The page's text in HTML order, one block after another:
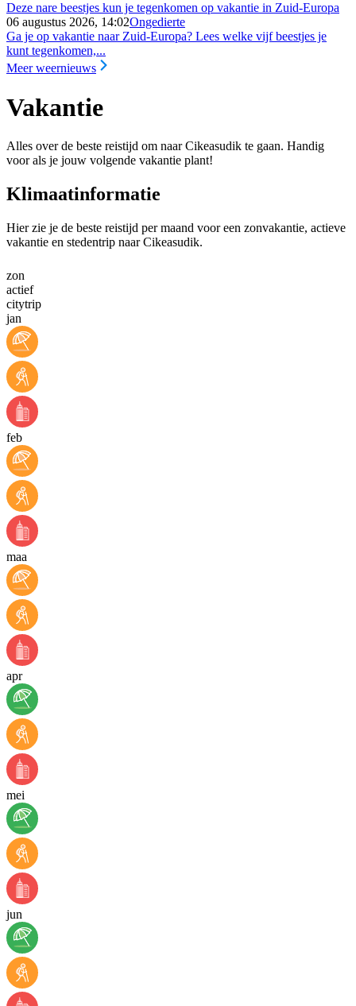
Deze nare beestjes kun je tegenkomen op vakantie in Zuid-Europa
06 augustus 2026, 14:02Ongedierte
Ga je op vakantie naar Zuid-Europa? Lees welke vijf beestjes je
kunt tegenkomen,...
Meer weernieuws
Vakantie
Alles over de beste reistijd om naar Cikeasudik te gaan. Handig
voor als je jouw volgende vakantie plant!
Klimaatinformatie
Hier zie je de beste reistijd per maand voor een zonvakantie, actieve
vakantie en stedentrip naar Cikeasudik.
zon
actief
citytrip
jan
feb
maa
apr
mei
jun